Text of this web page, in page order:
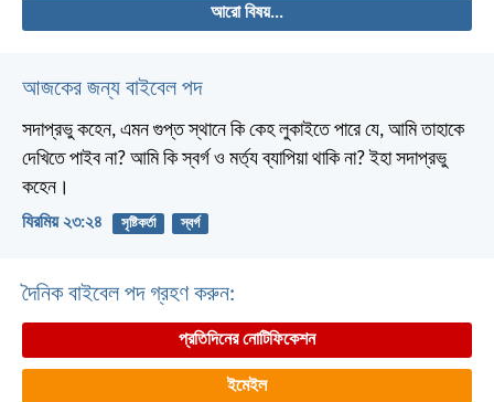
আরো বিষয়...
আজকের জন্য বাইবেল পদ
সদাপ্রভু কহেন, এমন গুপ্ত স্থানে কি কেহ লুকাইতে পারে যে, আমি তাহাকে
দেখিতে পাইব না? আমি কি স্বর্গ ও মর্ত্য ব্যাপিয়া থাকি না? ইহা সদাপ্রভু
কহেন।
যিরমিয় ২৩:২৪ সৃষ্টিকর্তা স্বর্গ
দৈনিক বাইবেল পদ গ্রহণ করুন:
প্রতিদিনের নোটিফিকেশন
ইমেইল